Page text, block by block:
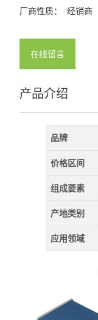
厂商性质：
经销商
在线留言
产品介绍
品牌
价格区间
组成要素
产地类别
应用领域